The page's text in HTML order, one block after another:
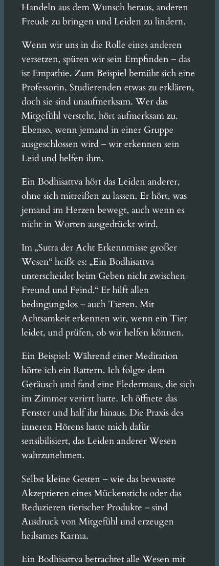
Handeln aus dem Wunsch heraus, anderen
Freude zu bringen und Leiden zu lindern.
Wenn wir uns in die Rolle eines anderen
versetzen, spüren wir sein Empfinden – das
ist Empathie. Zum Beispiel bemüht sich eine
Professorin, Studierenden etwas zu erklären,
doch sie sind unaufmerksam. Wer das
Mitgefühl versteht, hört aufmerksam zu.
Ebenso, wenn jemand in einer Gruppe
ausgeschlossen wird – wir erkennen sein
Leid und helfen ihm.
Ein Bodhisattva hört das Leiden anderer,
ohne sich mitreißen zu lassen. Er hört, was
jemand im Herzen bewegt, auch wenn es
nicht in Worten ausgedrückt wird.
Im „Sutra der Acht Erkenntnisse großer
Wesen“ heißt es: „Ein Bodhisattva
unterscheidet beim Geben nicht zwischen
Freund und Feind.“ Er hilft allen
bedingungslos – auch Tieren. Mit
Achtsamkeit erkennen wir, wenn ein Tier
leidet, und prüfen, ob wir helfen können.
Ein Beispiel: Während einer Meditation
hörte ich ein Rattern. Ich folgte dem
Geräusch und fand eine Fledermaus, die sich
im Zimmer verirrt hatte. Ich öffnete das
Fenster und half ihr hinaus. Die Praxis des
inneren Hörens hatte mich dafür
sensibilisiert, das Leiden anderer Wesen
wahrzunehmen.
Selbst kleine Gesten – wie das bewusste
Akzeptieren eines Mückenstichs oder das
Reduzieren tierischer Produkte – sind
Ausdruck von Mitgefühl und erzeugen
heilsames Karma.
Ein Bodhisattva betrachtet alle Wesen mit